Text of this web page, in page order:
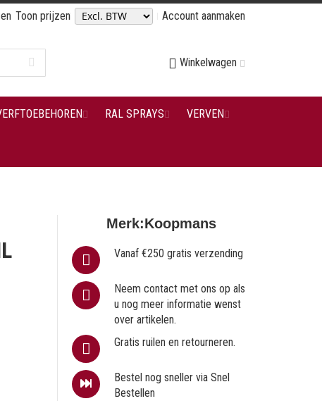
Toon prijzen Account aanmaken
Winkelwagen
RAL SPRAYS VERVEN
Merk:Koopmans
Vanaf €250 gratis verzending
Neem contact met ons op als
u nog meer informatie wenst
over artikelen.
Gratis ruilen en retourneren.
Bestel nog sneller via Snel
Bestellen